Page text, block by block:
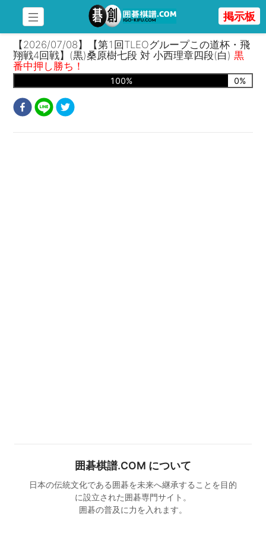
掲示板
【2026/07/08】【第1回TLEOグループこの道杯・飛
翔戦4回戦】(黒)桑原樹七段 対 小西理章四段(白)黒
番中押し勝ち！
100% 0%
囲碁棋譜.COM について
日本の伝統文化である囲碁を未来へ継承することを目的
に設立された囲碁専門サイト。
囲碁の普及に力を入れます。